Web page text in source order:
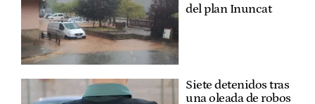
del plan Inuncat
Siete detenidos tras
una oleada de robos